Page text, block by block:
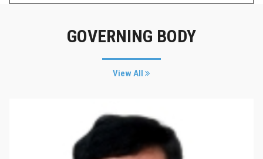
GOVERNING BODY
View All